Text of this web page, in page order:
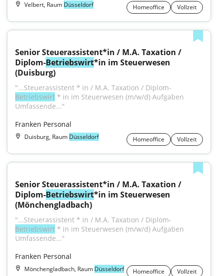
Velbert, Raum Düsseldorf Homeoffice Vollzeit
Senior Steuerassistent*in / M.A. Taxation /
Diplom-Betriebswirt*in im Steuerwesen
(Duisburg)
"...Steuerassistent * in / M.A. Taxation / Diplom-
Betriebswirt * in im Steuerwesen (m/w/d) Aufgaben
Umfassende..."
Franken Personal
Duisburg, Raum Düsseldorf Homeoffice Vollzeit
Senior Steuerassistent*in / M.A. Taxation /
Diplom-Betriebswirt*in im Steuerwesen
(Mönchengladbach)
"...Steuerassistent * in / M.A. Taxation / Diplom-
Betriebswirt * in im Steuerwesen (m/w/d) Aufgaben
Umfassende..."
Franken Personal
Mönchengladbach, Raum Düsseldorf Homeoffice Vollzeit